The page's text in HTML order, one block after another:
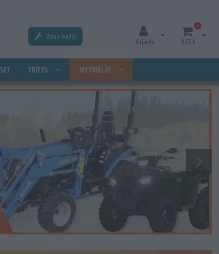
Varaa huolto
Kirjaudu
Avaa kirjautuminen
0
0,00 €
Avaa
YRITYS MYYMÄLÄT